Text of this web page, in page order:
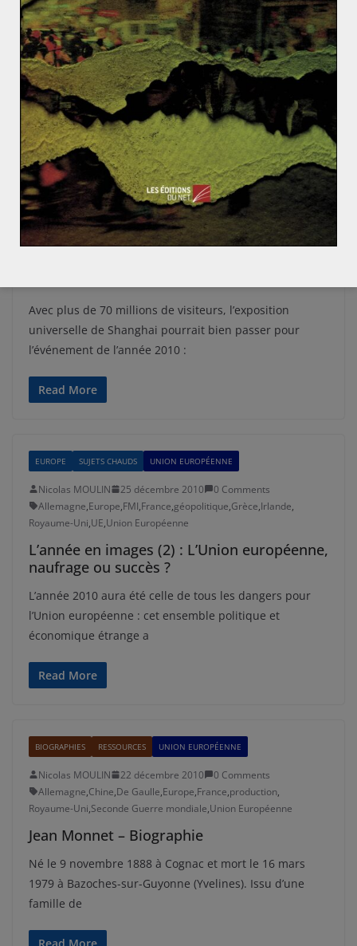
crise des dettes européennes?
A entendre les purotins grecs, espagnols, irlandais,
chypriotes, l’Allemagne est à la source de tous les
malheurs européens. Théoricienne de
Read More
ASIE ET OCÉANIE CHINE
Chloé CAPARROS 3 janvier 2011
2 Comments
Allemagne
Chine Corée du Nord Japon
Avec plus de 70 millions de visiteurs, l’exposition
universelle de Shanghai pourrait bien passer pour
l’événement de l’année 2010 :
Read More
EUROPE SUJETS CHAUDS UNION EUROPÉENNE
Nicolas MOULIN 25 décembre 2010
0 Comments
Allemagne,Europe,FMI,France,géopolitique,Grèce,Irlande,
Royaume-Uni,UE,Union Européenne
L’année en images (2) : L’Union européenne,
naufrage ou succès ?
L’année 2010 aura été celle de tous les dangers pour
l’Union européenne : cet ensemble politique et
économique étrange a
Read More
BIOGRAPHIES RESSOURCES UNION EUROPÉENNE
Nicolas MOULIN 22 décembre 2010
0 Comments
Allemagne,Chine,De Gaulle,Europe,France,production,
Royaume-Uni,Seconde Guerre mondiale,Union Européenne
Jean Monnet – Biographie
Né le 9 novembre 1888 à Cognac et mort le 16 mars
1979 à Bazoches-sur-Guyonne (Yvelines). Issu d’une
famille de